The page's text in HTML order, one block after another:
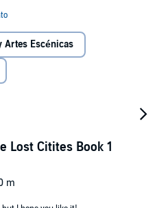
Artes Escénicas
Lost Citites Book 1
m